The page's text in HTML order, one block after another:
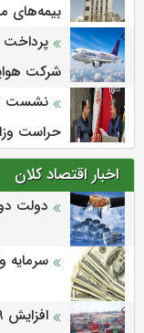
بیمه‌های
شرکت
نشست
حراست
اخبار اقتصاد کلان
دولت
سرمایه وارده
افزایش 69 درصدی صادرات ایران به نیجریه